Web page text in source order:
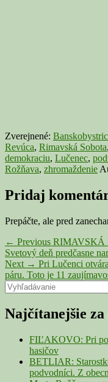
Zverejnené:
Revúca, Rimavská Sobota,
demokraciu, Lučenec,
Rožňava, zhromaždenie
Pridaj
Prepáčte, ale pred
Navigácia
v
článku
← Previous Previous
post:
RIMAVSKÁ
Svetový deň predčasne
Next → Next
post:
Pri Lučenci
páru. Toto je 11
Primary
Sidebar
Widget
Area
Search
for:
Najčítanejšie za
FIĽAKOVO: Pri
hasičov
BETLIAR:
podvodníci. Z